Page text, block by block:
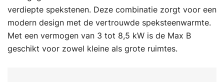
verdiepte spekstenen. Deze combinatie zorgt voor een
modern design met de vertrouwde speksteenwarmte.
Met een vermogen van 3 tot 8,5 kW is de Max B
geschikt voor zowel kleine als grote ruimtes.